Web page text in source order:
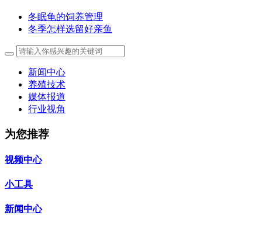
冬眠龟的饲养管理
冬季怎样选留好亲鱼
新闻中心
养殖技术
媒体报道
行业视角
为您推荐
视频中心
小工具
新闻中心